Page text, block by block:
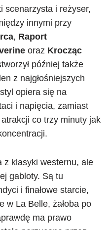
scenarzysta i reżyser,
innymi przy
, Raport
oraz Krocząc
później także
z najgłośniejszych
opiera się na
i napięcia, zamiast
co trzy minuty jak
z klasyki westernu, ale
gabloty. Są tu
i finałowe starcie,
w La Belle, żałoba po
ma prawo